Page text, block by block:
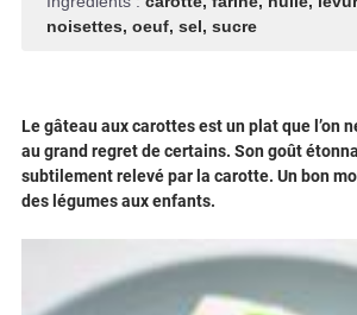
noisettes, oeuf, sel, sucre
Le gâteau aux carottes est un plat que l’on
au grand regret de certains. Son goût
subtilement relevé par la carotte. Un bon
des légumes aux enfants.